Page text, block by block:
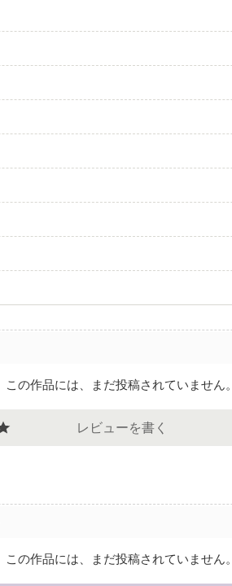
この作品には、まだ投稿されていません。
レビューを書く
この作品には、まだ投稿されていません。